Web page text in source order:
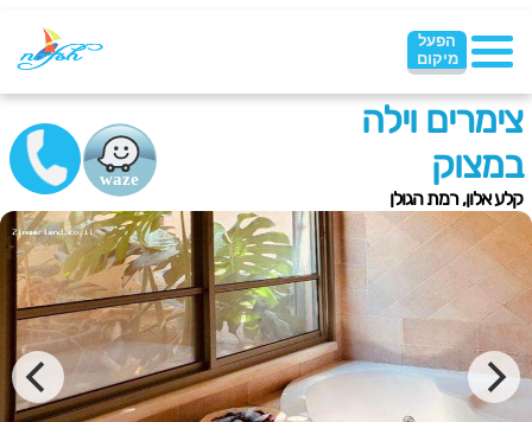
הפעל
מיקום
צימרים וילה
במצוק
קלע אלון, רמת הגולן